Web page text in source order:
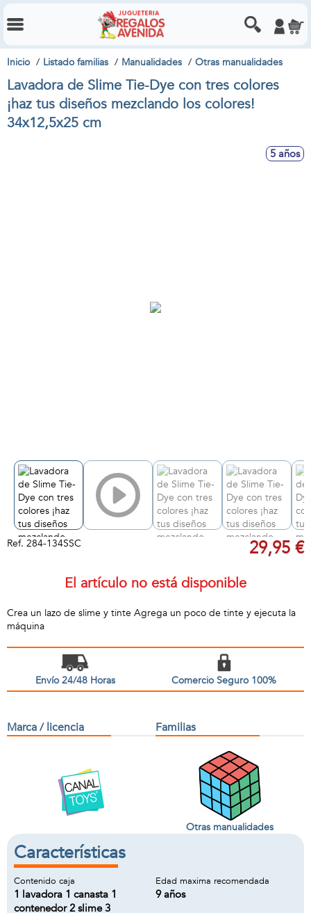
Inicio Listado familias Manualidades Otras manualidades
Lavadora de Slime Tie-Dye con tres colores
¡haz tus diseños mezclando los colores!
34x12,5x25 cm
5 años
Ref. 284-134SSC 29,95 €
El artículo no está disponible
Crea un lazo de slime y tinte Agrega un poco de tinte y ejecuta la
máquina
Envío 24/48 Horas Comercio Seguro 100%
Marca / licencia Familias
Otras manualidades
Características
Contenido caja
1 lavadora 1 canasta 1
contenedor 2 slime 3
Edad maxima recomendada
9 años